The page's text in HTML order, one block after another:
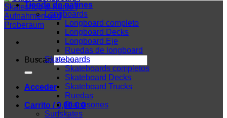
Buscar:
Acceder
Carrito /0,00€ 0
Tienda de patines
Longboards
Longboard completo
Longboard Decks
Longboard Eje
Ruedas de longboard
Skateboards
Skateboards completos
Skateboard Decks
Skateboard Trucks
Ruedas
Diapasones
Surfskates